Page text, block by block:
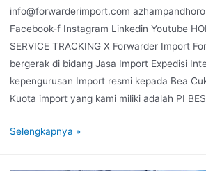
info@forwarderimport.com
Facebook-f Instagram Linkedin Youtube
SERVICE TRACKING X Forwarder Import
bergerak di bidang Jasa Import Expedisi
kepengurusan Import resmi kepada Bea
Kuota import yang kami miliki adalah PI
Selengkapnya »